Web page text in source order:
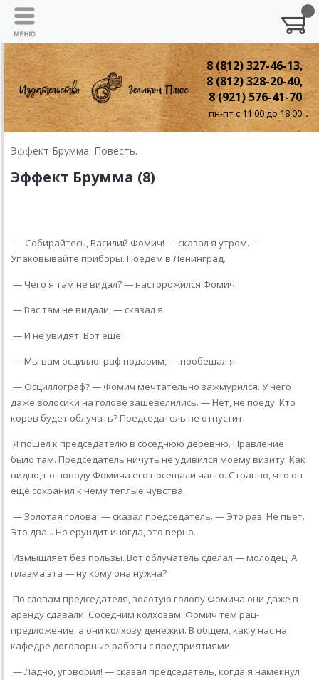
8 (812) 327-46-13,
8 (812) 328-20-40,
8 (921) 576-41-70
пн-пт с 11.00 до 18.00
Эффект Брумма. Повесть.
Эффект Брумма (8)
— Собирайтесь, Василий Фомич! — сказал я утром. —
Упаковывайте приборы. Поедем в Ленинград.
— Чего я там не видал? — насторожился Фомич.
— Вас там не видали, — сказал я.
— И не увидят. Вот еще!
— Мы вам осциллограф подарим, — пообещал я.
— Осциллограф? — Фомич мечтательно зажмурился. У него
даже волосики на голове зашевелились. — Нет, не поеду. Кто
коров будет облучать? Председатель не отпустит.
Я пошел к председателю в соседнюю деревню. Правление
было там. Председатель ничуть не удивился моему визиту. Как
видно, по поводу Фомича его посещали часто. Странно, что он
еще сохранил к нему теплые чувства.
— Золотая голова! — сказал председатель. — Это раз. Не пьет.
Это два... Но ерундит иногда, это верно.
Измышляет без пользы. Вот облучатель сделал — молодец! А
плазма эта — ну кому она нужна?
По словам председателя, золотую голову Фомича они даже в
аренду сдавали. Соседним колхозам. Фомич тем рац­
предложение, а они колхозу денежки. В общем, как у нас на
кафедре договорные работы с предприятиями.
— Ладно, уговорил! — сказал председатель, когда я намекнул